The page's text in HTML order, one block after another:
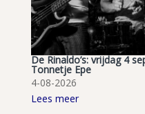
De Rinaldo’s: vrijdag 4
Tonnetje Epe
4-08-2026
Lees meer